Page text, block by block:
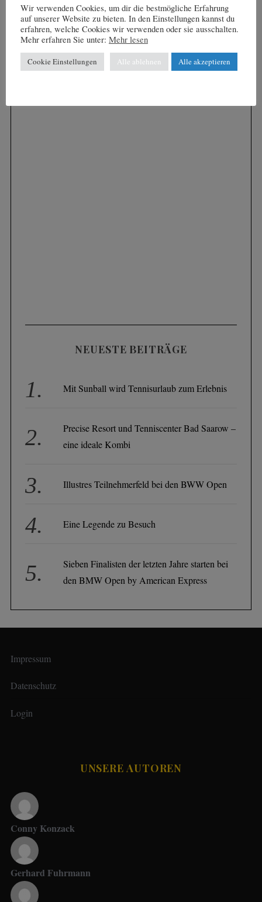
NEUESTE BEITRÄGE
Mit Sunball wird Tennisurlaub zum Erlebnis
Precise Resort und Tenniscenter Bad Saarow –
eine ideale Kombi
Illustres Teilnehmerfeld bei den BWW Open
Eine Legende zu Besuch
Sieben Finalisten der letzten Jahre starten bei
den BMW Open by American Express
Impressum
Datenschutz
Login
UNSERE AUTOREN
Conny Konzack
Gerhard Fuhrmann
:
Wir verwenden Cookies, um dir die bestmögliche Erfahrung
auf unserer Website zu bieten. In den Einstellungen kannst du
erfahren, welche Cookies wir verwenden oder sie ausschalten.
Mehr erfahren Sie unter: Mehr lesen
Cookie Einstellungen Alle ablehnen Alle akzeptieren